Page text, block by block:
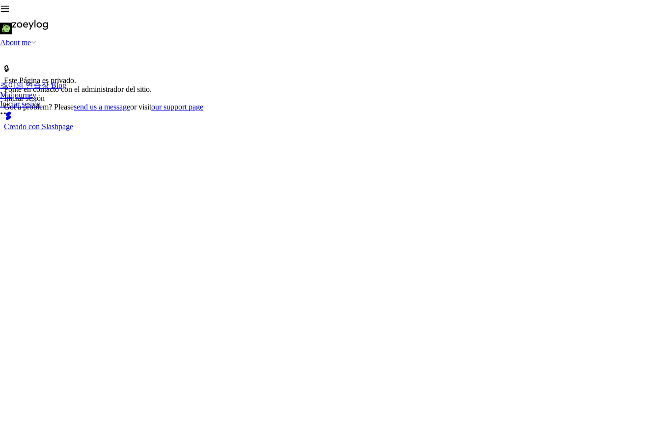
About me
조이의 연습장 Blog
Midjourney
Iniciar sesión
🔒
Este Página es privado.
Ponte en contacto con el administrador del sitio.
Iniciar sesión
Got a problem? Pleasesend us a messageor visitour support page
Creado con Slashpage